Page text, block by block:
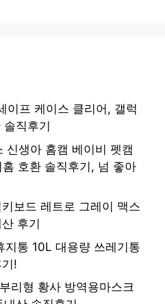
이프 케이스 클리어, 갤럭
직후기
생아 홈캠 베이비 펫캠
호환 솔직후기, 넘 좋아
보드 레트로 그레이 맥스
후기
지통 10L 대용량 쓰레기통
!
리형 황사 방역용마스크